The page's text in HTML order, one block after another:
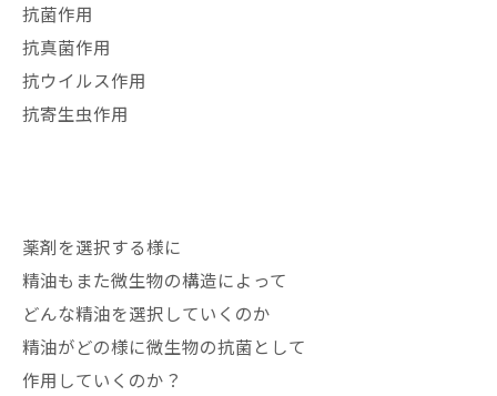
抗菌作用
抗真菌作用
抗ウイルス作用
抗寄生虫作用
薬剤を選択する様に
精油もまた微生物の構造によって
どんな精油を選択していくのか
精油がどの様に微生物の抗菌として
作用していくのか？